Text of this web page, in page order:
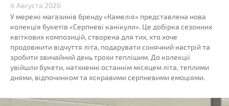
4 Августа 2026
У мережі магазинів бренду «Камелія» представлена нова
колекція букетів «Серпневі канікули». Це добірка сезонних
квіткових композицій, створена для тих, хто хоче
продовжити відчуття літа, подарувати сонячний настрій та
зробити звичайний день трохи теплішим. До колекції
увійшли букети, натхненні останнім місяцем літа, теплими
днями, відпочинком та яскравими серпневими емоціями.